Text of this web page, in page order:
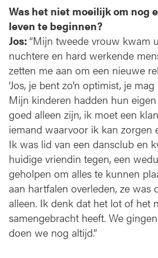
Was het niet moeilijk om nog
leven te beginnen?
Jos: “Mijn tweede vrouw kwam
nuchtere en hard werkende
zetten me aan om een nieuwe
‘Jos, je bent zo’n optimist, je
Mijn kinderen hadden hun
goed alleen zijn, ik moet een
iemand waarvoor ik kan zorgen
Ik was lid van een dansclub en
huidige vriendin tegen, een
geholpen om alles te kunnen
aan hartfalen overleden, ze was
alleen. Ik denk dat het lot of het
samengebracht heeft. We
doen we nog altijd.”